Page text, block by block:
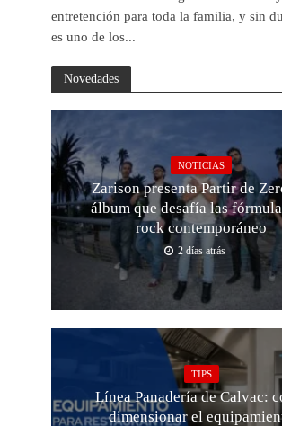
entretención para toda la familia, y sin
es uno de los...
Novedades
NOTICIAS
Zarison presenta Partir de
álbum que desafía las
rock contemporáneo
2 días atrás
TIPS
Línea Panadería de Calvac:
dimensionar el